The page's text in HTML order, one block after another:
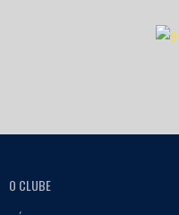
O CLUBE